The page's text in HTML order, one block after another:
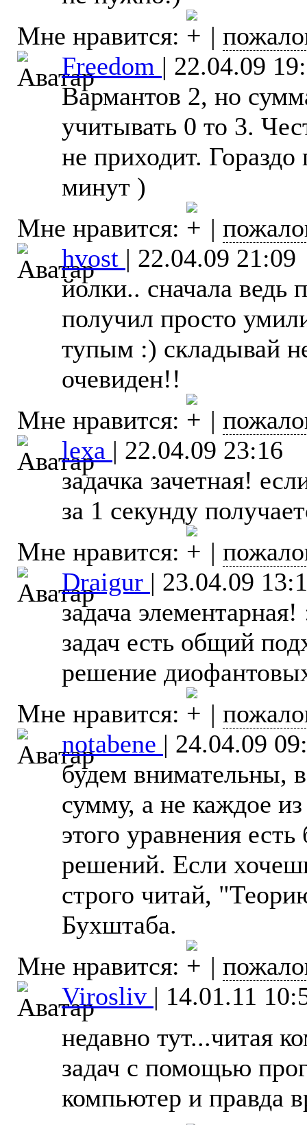
Мне нравится:
|
Freedom | 22.04.09
Вармантов 2, но
учитывать 0 то 3.
не приходит.
минут )
Мне нравится:
|
hvost | 22.04.09 21:09
йолки.. сначала ведь
получил просто
тупым :) складывай
очевиден!!
Мне нравится:
|
lexa | 22.04.09 23:16
задачка зачетная!
за 1 секунду
Мне нравится:
|
Draigur | 23.04.09
задача
задач есть общий
решение
Мне нравится:
|
notabene | 24.04.09
будем внимательны,
сумму, а не каждое
этого уравнения
решений. Если
строго читай,
Бухштаба.
Мне нравится:
|
Virosliv | 14.01.11
недавно тут...читая
задач с помощью
компьютер и правда